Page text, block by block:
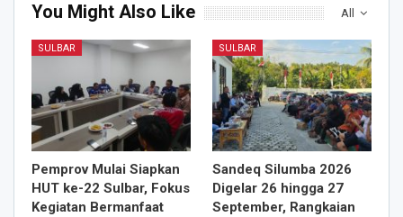
All
You Might Also Like
SULBAR
Pemprov Mulai Siapkan
HUT ke-22 Sulbar, Fokus
Kegiatan Bermanfaat
SULBAR
Sandeq Silumba 2026
Digelar 26 hingga 27
September, Rangkaian